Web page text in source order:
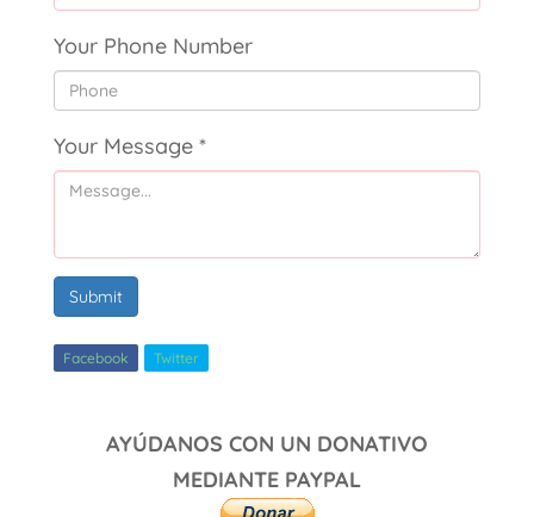
Your Phone Number
Your Message *
Submit
Facebook Twitter
AYÚDANOS CON UN DONATIVO
MEDIANTE PAYPAL